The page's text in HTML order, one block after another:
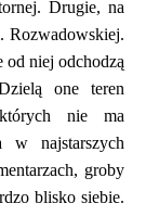
Drugie, na
Rozwadowskiej.
od niej odchodzą
one teren
nie ma
w najstarszych
groby
blisko siebie.